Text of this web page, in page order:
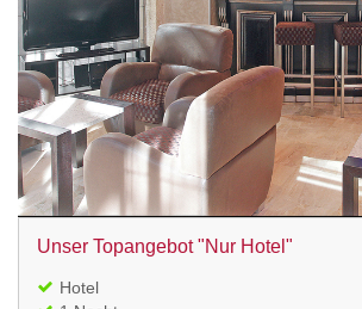
Unser Topangebot "Nur Hotel"
Hotel